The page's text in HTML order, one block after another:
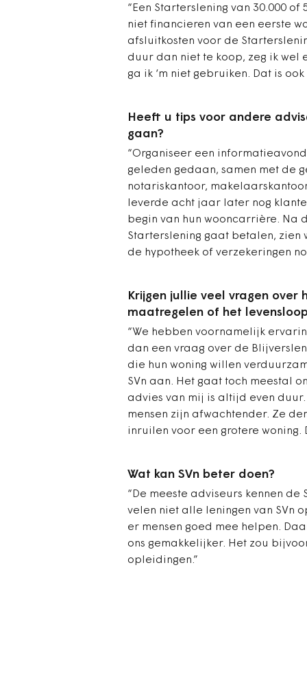
“Een Starterslening van 30.000
niet financieren van een eerste
afsluitkosten voor de
duur dan niet te koop, zeg ik wel
ga ik ‘m niet gebruiken. Dat is
Heeft u tips voor andere
gaan?
“Organiseer een
geleden gedaan, samen met de
notariskantoor,
leverde acht jaar later nog
begin van hun wooncarrière. Na
Starterslening gaat betalen, zien
de hypotheek of verzekeringen
Krijgen jullie veel vragen over
maatregelen of het
“We hebben voornamelijk
dan een vraag over de
die hun woning willen
SVn aan. Het gaat toch meestal
advies van mij is altijd even
mensen zijn afwachtender. Ze
inruilen voor een grotere woning.
Wat kan SVn beter doen?
“De meeste adviseurs kennen
velen niet alle leningen van SVn
er mensen goed mee helpen.
ons gemakkelijker. Het zou
opleidingen.”